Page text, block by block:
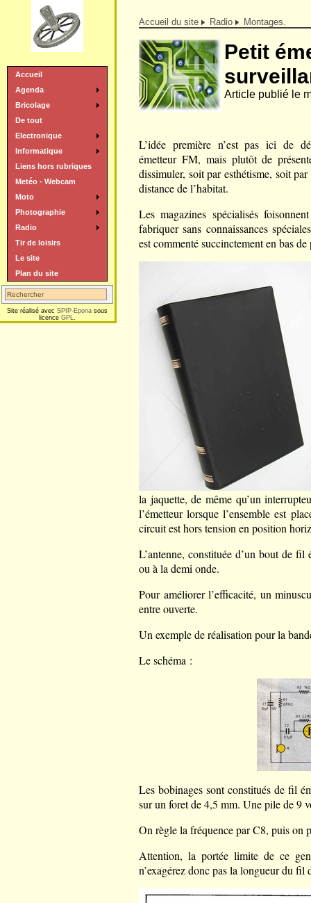
Accueil du site Radio Montages.
Petit
Article publié le
L’idée première n’est pas ici de
émetteur FM, mais plutôt de
dissimuler, soit par esthétisme, soit
distance de l’habitat.
Les magazines spécialisés
fabriquer sans connaissances
est commenté succinctement en bas de
la jaquette, de même qu’un
l’émetteur lorsque l’ensemble est
circuit est hors tension en position
L’antenne, constituée d’un bout de
ou à la demi onde.
Pour améliorer l’efficacité, un
entre ouverte.
Un exemple de réalisation pour la
Le schéma :
Les bobinages sont constitués de fil
sur un foret de 4,5 mm. Une pile de 9
On règle la fréquence par C8, puis on
Attention, la portée limite de ce
n’exagérez donc pas la longueur du fil
Accueil
Agenda
Bricolage
De tout
Electronique
Informatique
Liens hors rubriques
Metéo - Webcam
Moto
Photographie
Radio
Tir de loisirs
Le site
Plan du site
Site réalisé avec SPIP-Epona sous
licence GPL.